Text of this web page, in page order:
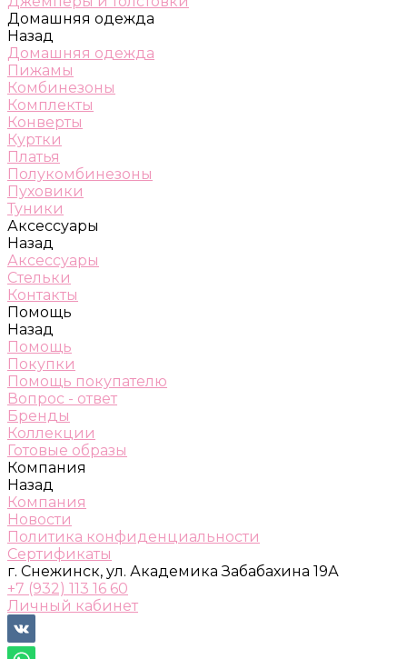
Домашняя одежда
Назад
Домашняя одежда
Пижамы
Комбинезоны
Комплекты
Конверты
Куртки
Платья
Полукомбинезоны
Пуховики
Туники
Аксессуары
Назад
Аксессуары
Стельки
Контакты
Помощь
Назад
Помощь
Покупки
Помощь покупателю
Вопрос - ответ
Бренды
Коллекции
Готовые образы
Компания
Назад
Компания
Новости
Политика конфиденциальности
Сертификаты
г. Снежинск, ул. Академика Забабахина 19А
+7 (932) 113 16 60
Личный кабинет